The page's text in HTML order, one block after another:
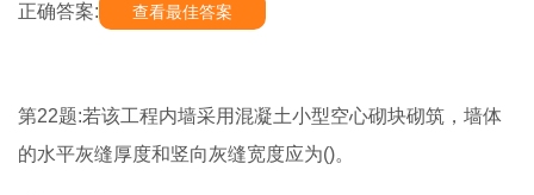
正确答案: 查看最佳答案
第22题:若该工程内墙采用混凝土小型空心砌块砌筑，墙体
的水平灰缝厚度和竖向灰缝宽度应为()。